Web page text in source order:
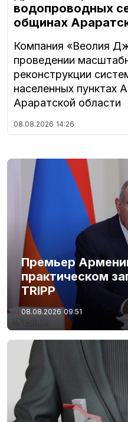
водопроводных
общинах
Компания «Веолия
проведении
реконструкции
населенных пунктах
Араратской области
08.08.2026 14:26
Премьер
практическом
TRIPP
08.08.2026 09:51